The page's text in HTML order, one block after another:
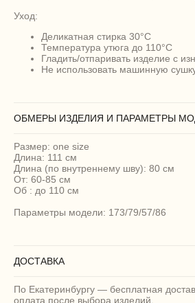
Уход:
Деликатная стирка 30°C
Температура утюга до 110°C
Гладить/отпаривать изделие с
Не использовать машинную
ОБМЕРЫ ИЗДЕЛИЯ И ПАРАМЕТРЫ
Размер: one size
Длина: 111 см
Длина (по внутреннему шву): 80 см
От: 60-85 см
Об : до 110 см
Параметры модели: 173/79/57/86
ДОСТАВКА
По Екатеринбургу — бесплатная
оплата после выбора изделий.